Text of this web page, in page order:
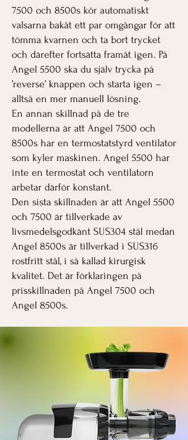
7500 och 8500s kör automatiskt
valsarna bakåt ett par omgångar för att
tömma kvarnen och ta bort trycket
och därefter fortsätta framåt igen. På
Angel 5500 ska du själv trycka på
’reverse’ knappen och starta igen –
alltså en mer manuell lösning.
En annan skillnad på de tre
modellerna är att Angel 7500 och
8500s har en termostatstyrd ventilator
som kyler maskinen. Angel 5500 har
inte en termostat och ventilatorn
arbetar därför konstant.
Den sista skillnaden är att Angel 5500
och 7500 är tillverkade av
livsmedelsgodkänt SUS304 stål medan
Angel 8500s är tillverkad i SUS316
rostfritt stål, i så kallad kirurgisk
kvalitet. Det är förklaringen på
prisskillnaden på Angel 7500 och
Angel 8500s.